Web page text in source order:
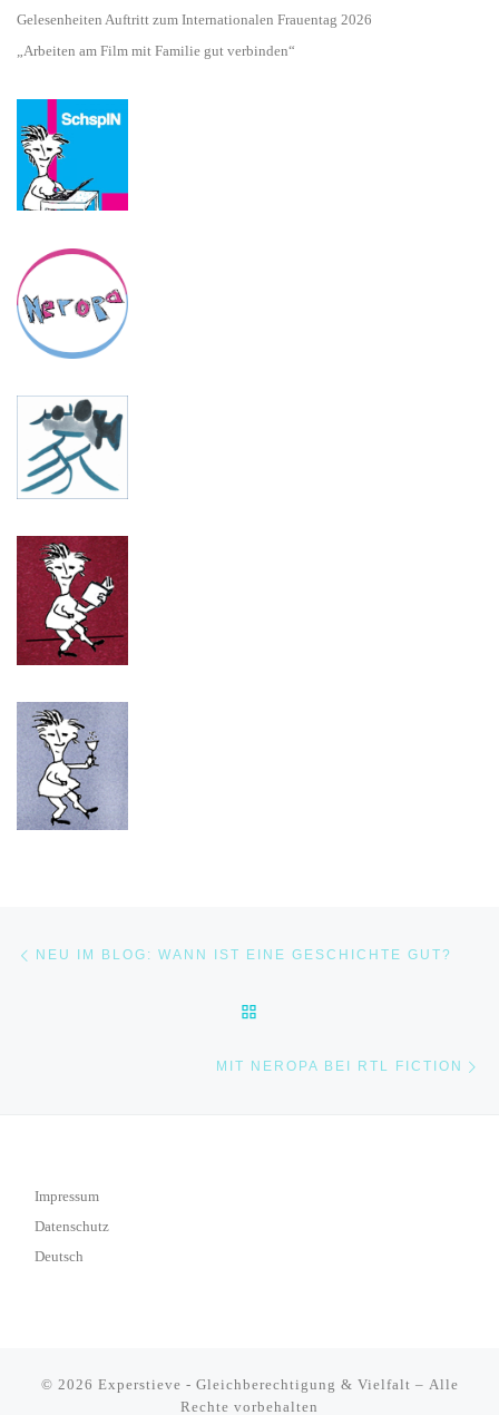
Gelesenheiten Auftritt zum Internationalen Frauentag 2026
„Arbeiten am Film mit Familie gut verbinden“
Beitragsnavigation
NEU IM BLOG: WANN IST EINE GESCHICHTE GUT?
MIT NEROPA BEI RTL FICTION
Impressum
Datenschutz
Deutsch
© 2026 Experstieve - Gleichberechtigung & Vielfalt – Alle
Rechte vorbehalten